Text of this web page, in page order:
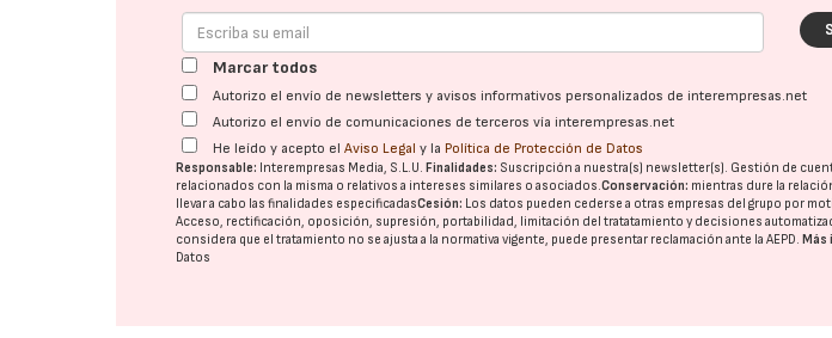
Marcar todos
Autorizo el envío de newsletters y avisos informativos personalizados de interempresas.net
Autorizo el envío de comunicaciones de terceros vía interempresas.net
He leído y acepto elAviso Legal y la Política de Protección de Datos
Responsable: Interempresas Media, S.L.U. Finalidades: Suscripción a nuestra(s) newsletter(s). Gestión de
relacionados con la misma o relativos a intereses similares o asociados.Conservación: mientras dure la
llevar a cabo las finalidades especificadasCesión: Los datos pueden cederse a otras empresas del grupo por
Acceso, rectificación, oposición, supresión, portabilidad, limitación del tratatamiento y decisiones
considera que el tratamiento no se ajusta a la normativa vigente, puede presentar reclamación ante laAEPD.
Datos